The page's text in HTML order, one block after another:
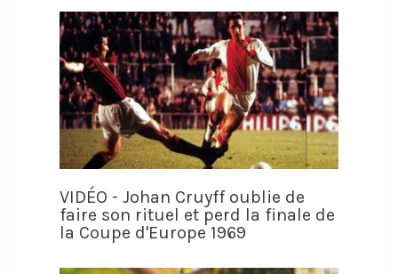
VIDÉO - Johan Cruyff oublie de
faire son rituel et perd la finale de
la Coupe d'Europe 1969